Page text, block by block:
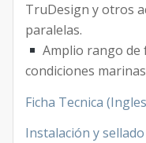
TruDesign y otros
paralelas.
Amplio rango
condiciones marinas
Ficha Tecnica
Instalación y